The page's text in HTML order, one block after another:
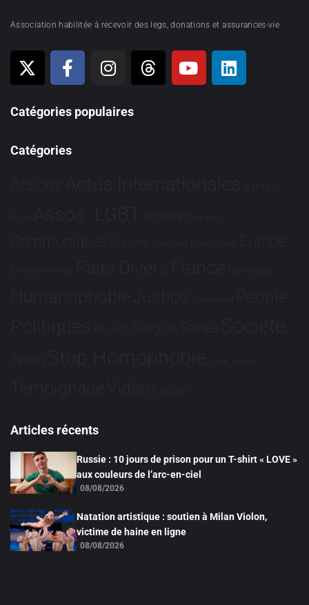
Association habilitée à recevoir des legs, donations et assurances-vie
Catégories populaires
Catégories
Actions Actus Internationales Afrique
Asie Assos. LGBT Bioéthique Brève
Communiqués Culture Dialogues France-Brésil Europe
Evénements Faits Divers France Hommage
HumanophobieJustice Partenariat People
Politiques Projets Religion Santé Société
Sport Stop Homophobie Tech Tribune
TémoignageVidéo Études
Articles récents
Russie : 10 jours de prison pour un T-shirt « LOVE »
aux couleurs de l’arc-en-ciel
08/08/2026
Natation artistique : soutien à Milan Violon,
victime de haine en ligne
08/08/2026